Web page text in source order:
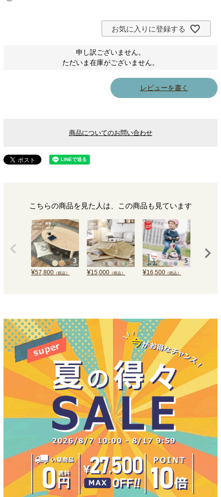
お気に入りに登録する
申し訳ございません。
ただいま在庫がございません。
レビューを書く
商品についてのお問い合わせ
こちらの商品を見た人は、この商品も見ています
¥57,800 （税込） ¥15,000 （税込） ¥16,500 （税込）